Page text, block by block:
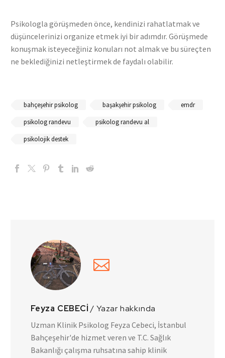
Psikologla görüşmeden önce, kendinizi rahatlatmak ve
düşüncelerinizi organize etmek iyi bir adımdır. Görüşmede
konuşmak isteyeceğiniz konuları not almak ve bu süreçten
ne beklediğinizi netleştirmek de faydalı olabilir.
bahçeşehir psikolog başakşehir psikolog
emdr
psikolog randevu
psikolog randevu al
psikolojik destek
Feyza CEBECİ/ Yazar hakkında
Uzman Klinik Psikolog Feyza Cebeci, İstanbul
Bahçeşehir'de hizmet veren ve T.C. Sağlık
Bakanlığı çalışma ruhsatına sahip klinik